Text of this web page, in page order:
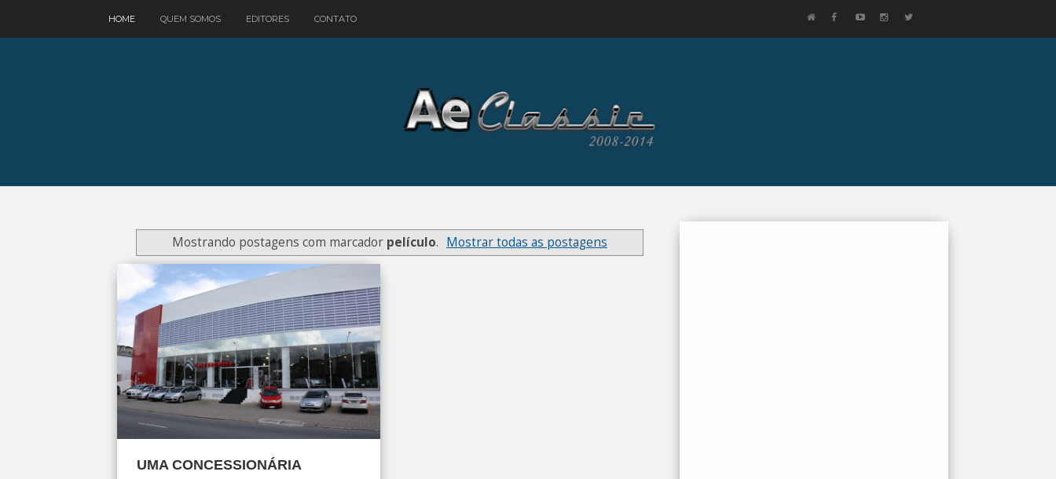
HOME QUEM SOMOS EDITORES CONTATO
Mostrando postagens com marcador películo. Mostrar todas as postagens
UMA CONCESSIONÁRIA